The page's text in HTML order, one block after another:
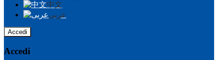
中文
عربى
Accedi
Accedi